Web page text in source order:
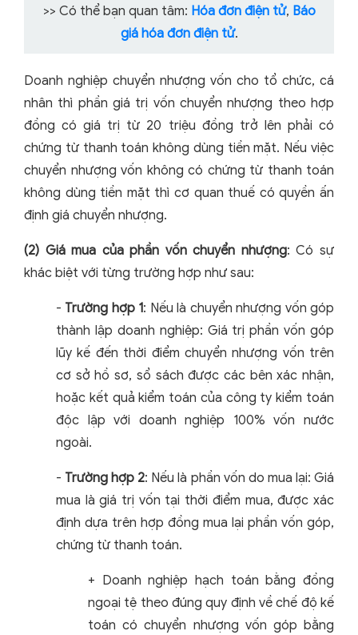
>> Có thể bạn quan tâm: Hóa đơn điện tử, Báo
giá hóa đơn điện tử.
Doanh nghiệp chuyển nhượng vốn cho tổ chức, cá
nhân thì phần giá trị vốn chuyển nhượng theo hợp
đồng có giá trị từ 20 triệu đồng trở lên phải có
chứng từ thanh toán không dùng tiền mặt. Nếu việc
chuyển nhượng vốn không có chứng từ thanh toán
không dùng tiền mặt thì cơ quan thuế có quyền ấn
định giá chuyển nhượng.
(2) Giá mua của phần vốn chuyển nhượng: Có sự
khác biệt với từng trường hợp như sau:
- Trường hợp 1: Nếu là chuyển nhượng vốn góp
thành lập doanh nghiệp: Giá trị phần vốn góp
lũy kế đến thời điểm chuyển nhượng vốn trên
cơ sở hồ sơ, sổ sách được các bên xác nhận,
hoặc kết quả kiểm toán của công ty kiểm toán
độc lập với doanh nghiệp 100% vốn nước
ngoài.
- Trường hợp 2: Nếu là phần vốn do mua lại: Giá
mua là giá trị vốn tại thời điểm mua, được xác
định dựa trên hợp đồng mua lại phần vốn góp,
chứng từ thanh toán.
+ Doanh nghiệp hạch toán bằng đồng
ngoại tệ theo đúng quy định về chế độ kế
toán có chuyển nhượng vốn góp bằng